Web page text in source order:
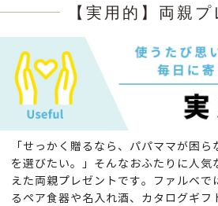
【実用的】両親プ
「せっかく贈るなら、パパママが困
を選びたい。」 そんなおふたりに人気
えた両親プレゼントです。
ファルベで
るペア食器や名入れ酒、カタログギフ